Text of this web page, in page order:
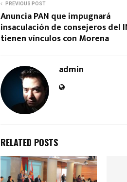
PREVIOUS POST
Anuncia PAN que impugnará
insaculación de consejeros del
tienen vínculos con Morena
admin
RELATED POSTS